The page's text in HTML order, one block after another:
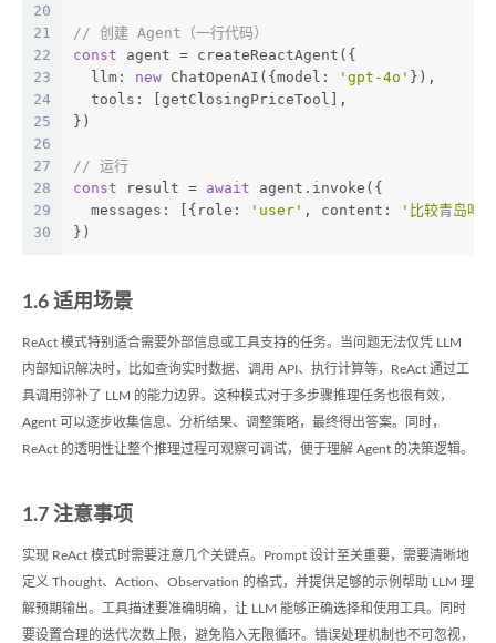
20
21
22
23
24
25
26
27
28
29
30
// 创建 Agent（一行代码）
const agent = createReactAgent({
  llm:
new ChatOpenAI({model: 'gpt-4o' }),
  tools: [getClosingPriceTool],
})
// 运行
const result = await agent.invoke({
  messages: [{role:
'user' , content:
'比较青岛啤
})
1.6 适用场景
ReAct 模式特别适合需要外部信息或工具支持的任务。当问题无法仅凭 LLM
内部知识解决时，比如查询实时数据、调用 API、执行计算等，ReAct 通过工
具调用弥补了 LLM 的能力边界。这种模式对于多步骤推理任务也很有效，
Agent 可以逐步收集信息、分析结果、调整策略，最终得出答案。同时，
ReAct 的透明性让整个推理过程可观察可调试，便于理解 Agent 的决策逻辑。
1.7 注意事项
实现 ReAct 模式时需要注意几个关键点。Prompt 设计至关重要，需要清晰地
定义 Thought、Action、Observation 的格式，并提供足够的示例帮助 LLM 理
解预期输出。工具描述要准确明确，让 LLM 能够正确选择和使用工具。同时
要设置合理的迭代次数上限，避免陷入无限循环。错误处理机制也不可忽视，